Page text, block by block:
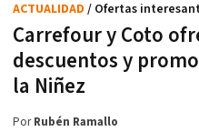
Carrefour y Coto
descuentos y
la Niñez
ACTUALIDAD / Ofertas
PorRubén Ramallo